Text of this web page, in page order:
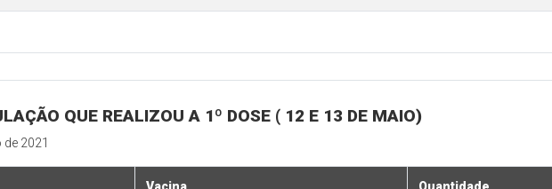
QUE REALIZOU A 1º DOSE ( 12 E 13 DE MAIO)
2021